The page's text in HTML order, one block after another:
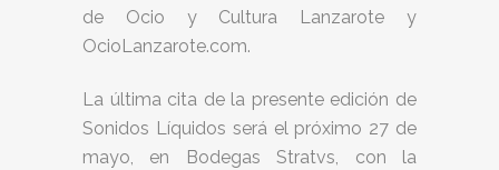
de Ocio y Cultura Lanzarote y
OcioLanzarote.com.
La última cita de la presente edición de
Sonidos Líquidos será el próximo 27 de
mayo, en Bodegas Stratvs, con la